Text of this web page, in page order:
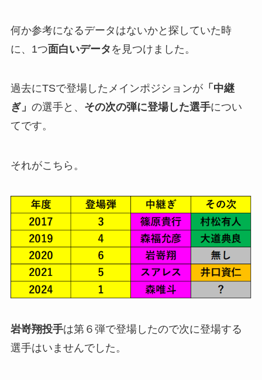
何か参考になるデータはないかと探していた時
に、1つ面白いデータ を見つけました。
過去にTSで登場したメインポジションが「中継
ぎ」 の選手と、 その次の弾に登場した選手につい
てです。
それがこちら。
岩嵜翔投手は第６弾で登場したので次に登場する
選手はいませんでした。